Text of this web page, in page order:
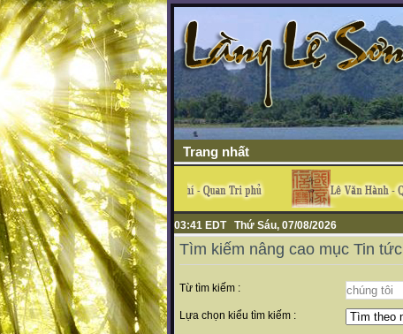
Trang nhất
03:41 EDT Thứ Sáu, 07/08/2026
Tìm kiếm nâng cao mục Tin tức
Từ tìm kiếm :
Lựa chọn kiểu tìm kiếm :